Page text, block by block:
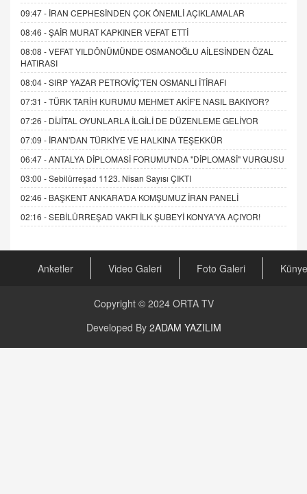
09:47 - İRAN CEPHESİNDEN ÇOK ÖNEMLİ AÇIKLAMALAR
08:46 -ŞAİR MURAT KAPKINER VEFAT ETTİ
08:08 -VEFAT YILDÖNÜMÜNDE OSMANOĞLU AİLESİNDEN ÖZAL
HATIRASI
08:04 -SIRP YAZAR PETROVİÇ'TEN OSMANLI İTİRAFI
07:31 -TÜRK TARİH KURUMU MEHMET AKİF'E NASIL BAKIYOR?
07:26 - DİJİTAL OYUNLARLA İLGİLİ DE DÜZENLEME GELİYOR
07:09 - İRAN'DAN TÜRKİYE VE HALKINA TEŞEKKÜR
06:47 -ANTALYA DİPLOMASİ FORUMU'NDA "DİPLOMASİ" VURGUSU
03:00 -Sebilürreşad 1123. Nisan Sayısı ÇIKTI
02:46 - BAŞKENT ANKARA'DA KOMŞUMUZ İRAN PANELİ
02:16 -SEBİLÜRREŞAD VAKFI İLK ŞUBEYİ KONYA'YA AÇIYOR!
Anketler Video Galeri Foto Galeri Künye
Copyright © 2024 ORTA TV
Developed By 2ADAM YAZILIM